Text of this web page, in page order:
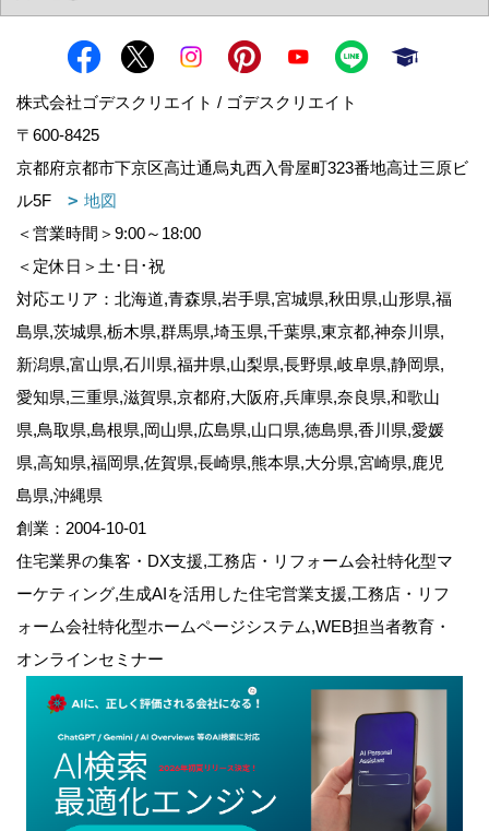
株式会社ゴデスクリエイト / ゴデスクリエイト
〒600-8425
京都府京都市下京区高辻通烏丸西入骨屋町323番地高辻三原ビ
ル5F
地図
＜営業時間＞9:00～18:00
＜定休日＞土･日･祝
対応エリア：北海道,青森県,岩手県,宮城県,秋田県,山形県,福
島県,茨城県,栃木県,群馬県,埼玉県,千葉県,東京都,神奈川県,
新潟県,富山県,石川県,福井県,山梨県,長野県,岐阜県,静岡県,
愛知県,三重県,滋賀県,京都府,大阪府,兵庫県,奈良県,和歌山
県,鳥取県,島根県,岡山県,広島県,山口県,徳島県,香川県,愛媛
県,高知県,福岡県,佐賀県,長崎県,熊本県,大分県,宮崎県,鹿児
島県,沖縄県
創業：2004-10-01
住宅業界の集客・DX支援,工務店・リフォーム会社特化型マ
ーケティング,生成AIを活用した住宅営業支援,工務店・リフ
ォーム会社特化型ホームページシステム,WEB担当者教育・
オンラインセミナー